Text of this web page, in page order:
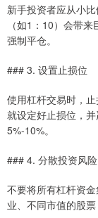
新手投资者应从小
（如1：10）会带
强制平仓。
### 3. 设置止损位
使用杠杆交易时，
就设定好止损位，
5%-10%。
### 4. 分散投资风险
不要将所有杠杆资
业、不同市值的股票